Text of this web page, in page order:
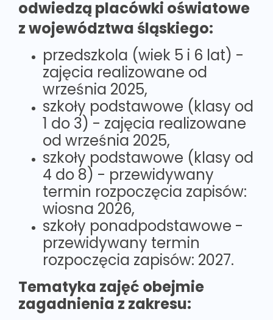
odwiedzą placówki oświatowe
z województwa śląskiego:
przedszkola (wiek 5 i 6 lat) -
zajęcia realizowane od
września 2025,
szkoły podstawowe (klasy od
1 do 3) - zajęcia realizowane
od września 2025,
szkoły podstawowe (klasy od
4 do 8) - przewidywany
termin rozpoczęcia zapisów:
wiosna 2026,
szkoły ponadpodstawowe -
przewidywany termin
rozpoczęcia zapisów: 2027.
Tematyka zajęć obejmie
zagadnienia z zakresu: